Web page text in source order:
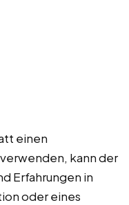
einen
kann der
Erfahrungen in
oder eines